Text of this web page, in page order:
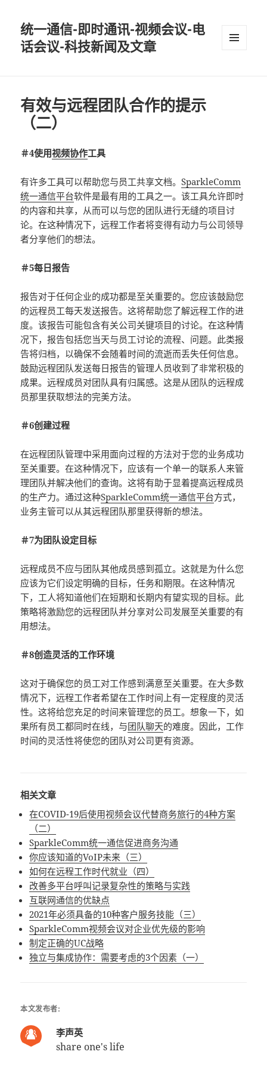
统一通信-即时通讯-视频会议-电
话会议-科技新闻及文章
有效与远程团队合作的提示
（二）
＃4使用视频协作工具
有许多工具可以帮助您与员工共享文档。SparkleComm
统一通信平台软件是最有用的工具之一。该工具允许即时
的内容和共享，从而可以与您的团队进行无缝的项目讨
论。在这种情况下，远程工作者将变得有动力与公司领导
者分享他们的想法。
＃5每日报告
报告对于任何企业的成功都是至关重要的。您应该鼓励您
的远程员工每天发送报告。这将帮助您了解远程工作的进
度。该报告可能包含有关公司关键项目的讨论。在这种情
况下，报告包括您当天与员工讨论的流程、问题。此类报
告将归档，以确保不会随着时间的流逝而丢失任何信息。
鼓励远程团队发送每日报告的管理人员收到了非常积极的
成果。远程成员对团队具有归属感。这是从团队的远程成
员那里获取想法的完美方法。
＃6创建过程
在远程团队管理中采用面向过程的方法对于您的业务成功
至关重要。在这种情况下，应该有一个单一的联系人来管
理团队并解决他们的查询。这将有助于显着提高远程成员
的生产力。通过这种SparkleComm统一通信平台方式，
业务主管可以从其远程团队那里获得新的想法。
＃7为团队设定目标
远程成员不应与团队其他成员感到孤立。这就是为什么您
应该为它们设定明确的目标，任务和期限。在这种情况
下，工人将知道他们在短期和长期内有望实现的目标。此
策略将激励您的远程团队并分享对公司发展至关重要的有
用想法。
＃8创造灵活的工作环境
这对于确保您的员工对工作感到满意至关重要。在大多数
情况下，远程工作者希望在工作时间上有一定程度的灵活
性。这将给您充足的时间来管理您的员工。想象一下，如
果所有员工都同时在线，与团队聊天的难度。因此，工作
时间的灵活性将使您的团队对公司更有资源。
相关文章
在COVID-19后使用视频会议代替商务旅行的4种方案
（二）
SparkleComm统一通信促进商务沟通
你应该知道的VoIP未来（三）
如何在远程工作时代就业（四）
改善多平台呼叫记录复杂性的策略与实践
互联网通信的优缺点
2021年必须具备的10种客户服务技能（三）
SparkleComm视频会议对企业优先级的影响
制定正确的UC战略
独立与集成协作：需要考虑的3个因素（一）
本文发布者:
李声英
share one's life